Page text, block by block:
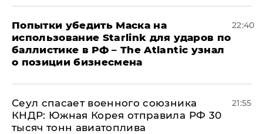
Попытки убедить Маска на
использование Starlink для ударов по
баллистике в РФ – The Atlantic узнал
о позиции бизнесмена
22:40
​Сеул спасает военного союзника
КНДР: Южная Корея отправила РФ 30
тысяч тонн авиатоплива
21:55